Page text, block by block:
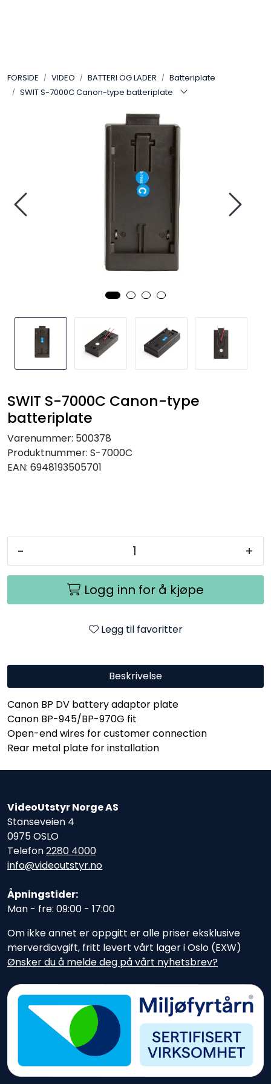
FORSIDE VIDEO BATTERI OG LADER
Batteriplate
SWIT S-7000C Canon-type batteriplate
SWIT S-7000C Canon-type
batteriplate
Varenummer: 500378
Produktnummer: S-7000C
EAN: 6948193505701
- +
Logg inn for å kjøpe
Legg til favoritter
Beskrivelse
Canon BP DV battery adaptor plate
Canon BP-945/BP-970G fit
Open-end wires for customer connection
Rear metal plate for installation
VideoUtstyr Norge AS
Stanseveien 4
0975 OSLO
Telefon2280 4000
info@videoutstyr.no
Åpningstider:
Man - fre: 09:00 - 17:00
Om ikke annet er oppgitt er alle priser eksklusive
merverdiavgift, fritt levert vårt lager i Oslo (EXW)
Ønsker du å melde deg på vårt nyhetsbrev?
LYD
AKTUELT